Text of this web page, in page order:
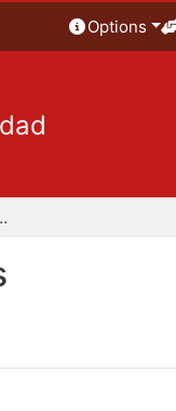
Options
Económicas